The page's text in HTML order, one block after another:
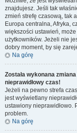
znajdujesz. Jeśli tak
zmień strefę czasową, tak
Europa centralna, Afryka,
większości ustawień,
użytkowników. Jeżeli nie
dobry moment, by się
Na górę
Została wykonana
nieprawidłowy czas!
Jeżeli na pewno strefa
jest wyświetlany
ustawiony nieprawidłowo.
problem.
Na górę